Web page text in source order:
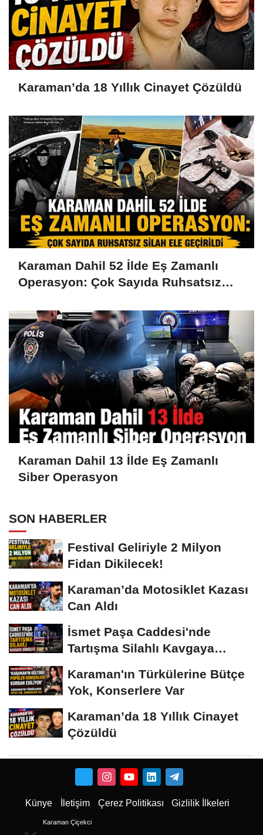
Karaman’da 18 Yıllık Cinayet Çözüldü
Karaman Dahil 52 İlde Eş Zamanlı
Operasyon: Çok Sayıda Ruhsatsız
Karaman Dahil 13 İlde Eş Zamanlı
Siber Operasyon
SON HABERLER
Festival Geliriyle 2 Milyon
Fidan Dikilecek!
Karaman’da Motosiklet Kazası
Can Aldı
İsmet Paşa Caddesi'nde
Tartışma Silahlı Kavgaya
Karaman'ın Türkülerine Bütçe
Yok, Konserlere Var
Karaman’da 18 Yıllık Cinayet
Çözüldü
Künye İletişim Çerez Politikası Gizlilik İlkeleri
Karaman Çiçekci